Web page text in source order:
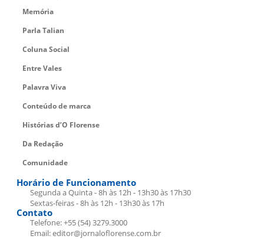
Memória
Parla Talian
Coluna Social
Entre Vales
Palavra Viva
Conteúdo de marca
Histórias d’O Florense
Da Redação
Comunidade
Horário de Funcionamento
Segunda a Quinta - 8h às 12h - 13h30 às 17h30
Sextas-feiras - 8h às 12h - 13h30 às 17h
Contato
Telefone: +55 (54) 3279.3000
Email: editor@jornaloflorense.com.br